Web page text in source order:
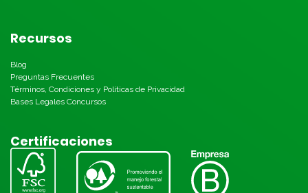
Recursos
Blog
Preguntas Frecuentes
Términos, Condiciones y Políticas de Privacidad
Bases Legales Concursos
Certificaciones